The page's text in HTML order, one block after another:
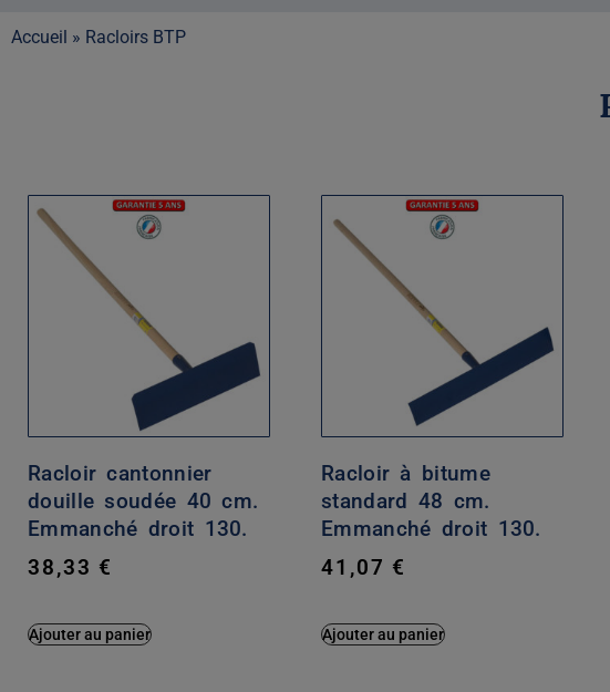
Accueil » Racloirs BTP
Racloir cantonnier
douille soudée 40 cm.
Emmanché droit 130.
38,33 €
Ajouter au panier
Racloir à bitume
standard 48 cm.
Emmanché droit 130.
41,07 €
Ajouter au panier